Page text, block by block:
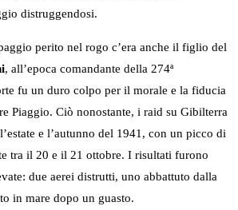
distruggendosi.
perito nel rogo c’era anche il figlio del
, all’epoca comandante della 274ª
fu un duro colpo per il morale e la fiducia
Piaggio. Ciò nonostante, i raid su Gibilterra
e l’autunno del 1941, con un picco di
tra il 20 e il 21 ottobre. I risultati furono
due aerei distrutti, uno abbattuto dalla
in mare dopo un guasto.